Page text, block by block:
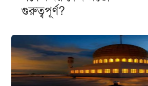
গুরুত্বপূর্ণ?